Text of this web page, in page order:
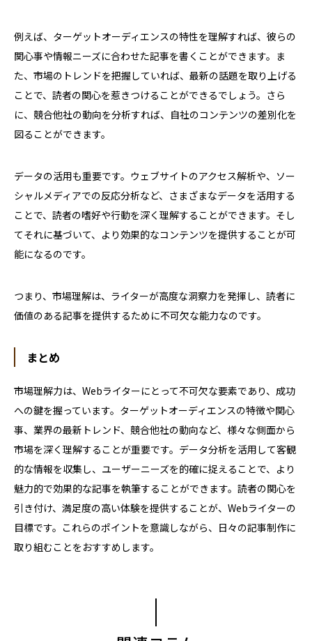
例えば、ターゲットオーディエンスの特性を理解すれば、彼らの
関心事や情報ニーズに合わせた記事を書くことができます。ま
た、市場のトレンドを把握していれば、最新の話題を取り上げる
ことで、読者の関心を惹きつけることができるでしょう。さら
に、競合他社の動向を分析すれば、自社のコンテンツの差別化を
図ることができます。
データの活用も重要です。ウェブサイトのアクセス解析や、ソー
シャルメディアでの反応分析など、さまざまなデータを活用する
ことで、読者の嗜好や行動を深く理解することができます。そし
てそれに基づいて、より効果的なコンテンツを提供することが可
能になるのです。
つまり、市場理解は、ライターが高度な洞察力を発揮し、読者に
価値のある記事を提供するために不可欠な能力なのです。
まとめ
市場理解力は、Webライターにとって不可欠な要素であり、成功
への鍵を握っています。ターゲットオーディエンスの特徴や関心
事、業界の最新トレンド、競合他社の動向など、様々な側面から
市場を深く理解することが重要です。データ分析を活用して客観
的な情報を収集し、ユーザーニーズを的確に捉えることで、より
魅力的で効果的な記事を執筆することができます。読者の関心を
引き付け、満足度の高い体験を提供することが、Webライターの
目標です。これらのポイントを意識しながら、日々の記事制作に
取り組むことをおすすめします。